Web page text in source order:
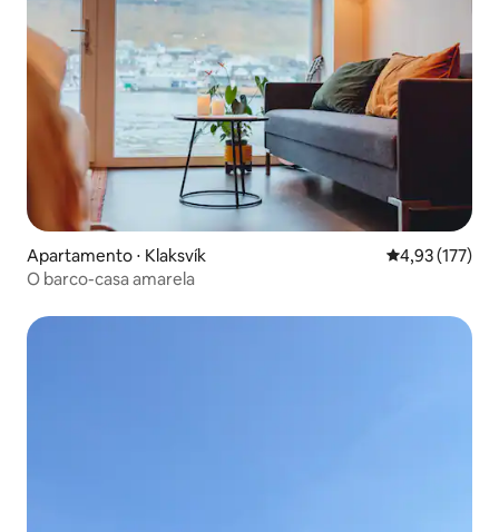
Apartamento ⋅ Klaksvík 4,93 de uma
4,93 (177)
O barco-casa amarela